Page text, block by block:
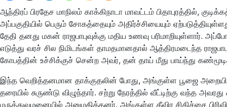
ஆந்திரப் பிரதேச மாநிலம் காக்கிநாடா மாவட்டம்
அப்பகுதியில் பெரும் சோகத்தையும் அதிர்ச்சியையும்
தேதி தனது மகன் ராஜபாபுவுக்கு மதிய உணவு பரிமாறியுள்ளார்.
எடுத்து வரச் சில நிமிடங்கள் தாமதமானதால் ஆத்திரமடைந்த
கோபத்தின் உச்சிக்குச் சென்ற அவர், தன் தாய் மீது பாய்ந்து
இந்த வெறித்தனமான தாக்குதலின் போது, அங்குள்ள பூஜை
தரையில் சுருண்டு விழுந்தார். சற்று நேரத்தில் வீட்டிற்கு வந்த
மருத்துவமனையில் அனுமதித்தனர். அங்குள்ள தீவிர சிகிச்சை